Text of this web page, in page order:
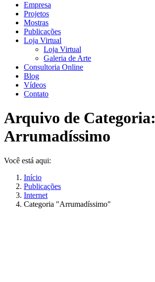
Empresa
Projetos
Mostras
Publicações
Loja Virtual
Loja Virtual
Galeria de Arte
Consultoria Online
Blog
Vídeos
Contato
Arquivo de Categoria:
Arrumadíssimo
Você está aqui:
Início
Publicações
Internet
Categoria "Arrumadíssimo"